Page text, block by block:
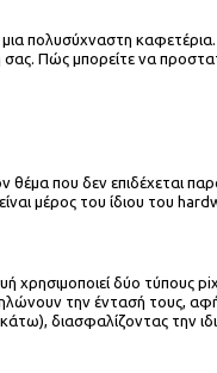
πολυσύχναστη
Πώς μπορείτε να
που δεν επιδέχεται
μέρος του ίδιου του
δύο
την έντασή
διασφαλίζοντας την